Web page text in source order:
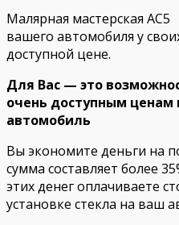
Малярная мастерская
вашего автомобиля у
доступной цене.
Для Вас — это
очень доступным ценам
автомобиль
Вы экономите деньги на
сумма составляет более
этих денег оплачиваете
установке стекла на ваш